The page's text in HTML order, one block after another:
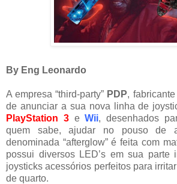
By Eng Leonardo
A empresa “third-party” PDP,
de anunciar a sua nova linha de
PlayStation 3eWii, desenhados
quem sabe, ajudar no pouso de
denominada “afterglow” é feita com
possui diversos LED’s em sua parte
joysticks acessórios perfeitos para
de quarto.